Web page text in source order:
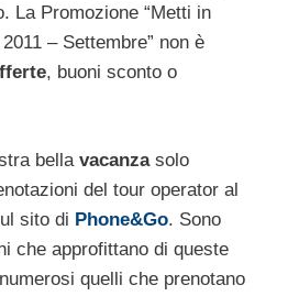
La Promozione “Metti in
– Settembre” non è
, buoni sconto o
bella vacanzasolo
del tour operator al
sito di Phone&Go. Sono
che approfittano di queste
quelli che prenotano